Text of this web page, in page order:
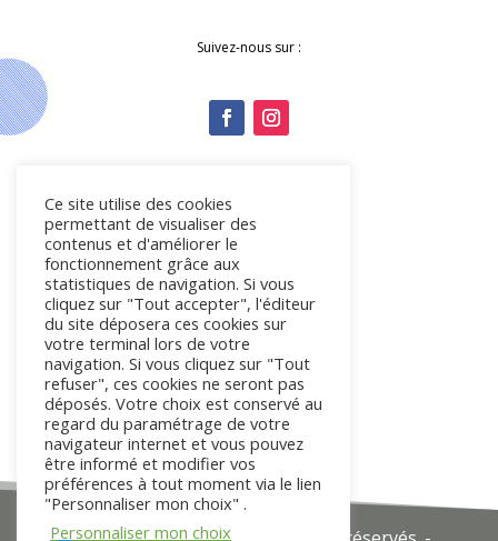
Suivez-nous sur :
Les liens utiles
Nous contacter
Mon service déchets
Espace adhérent
Ce site utilise des cookies
permettant de visualiser des
contenus et d'améliorer le
fonctionnement grâce aux
statistiques de navigation. Si vous
cliquez sur "Tout accepter", l'éditeur
du site déposera ces cookies sur
votre terminal lors de votre
navigation. Si vous cliquez sur "Tout
refuser", ces cookies ne seront pas
déposés. Votre choix est conservé au
regard du paramétrage de votre
navigateur internet et vous pouvez
être informé et modifier vos
préférences à tout moment via le lien
"Personnaliser mon choix" .
Personnaliser mon choix